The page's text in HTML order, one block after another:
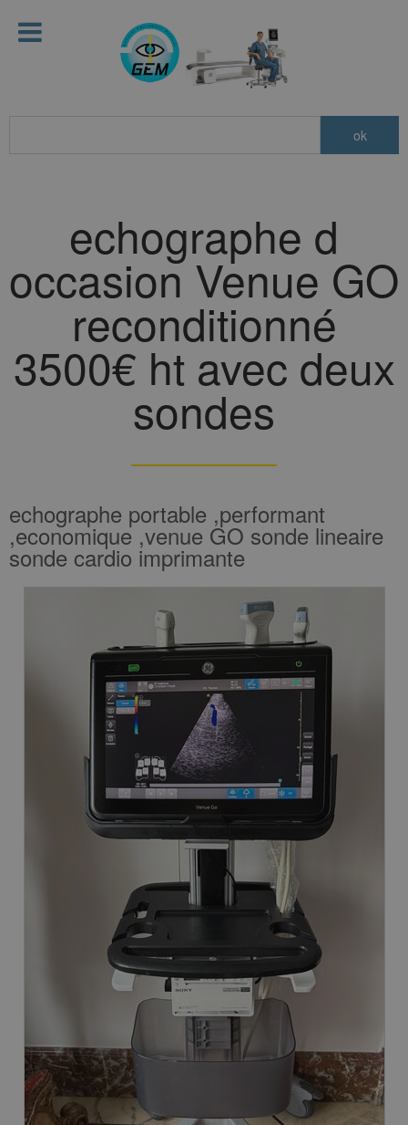
echographe d
occasion Venue GO
reconditionné
3500€ ht avec deux
sondes
echographe portable ,performant
,economique ,venue GO sonde lineaire
sonde cardio imprimante